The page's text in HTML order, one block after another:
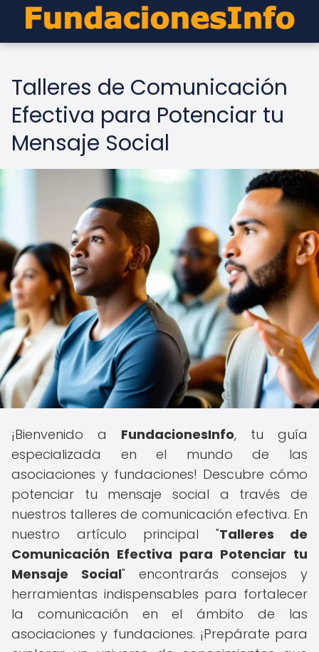
Talleres de Comunicación
Efectiva para Potenciar tu
Mensaje Social
¡Bienvenido a FundacionesInfo, tu guía
especializada en el mundo de las
asociaciones y fundaciones! Descubre cómo
potenciar tu mensaje social a través de
nuestros talleres de comunicación efectiva. En
nuestro artículo principal "Talleres de
Comunicación Efectiva para Potenciar tu
Mensaje Social" encontrarás consejos y
herramientas indispensables para fortalecer
la comunicación en el ámbito de las
asociaciones y fundaciones. ¡Prepárate para